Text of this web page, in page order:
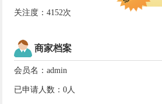
关注度：4152次
商家档案
会员名 ：admin
已申请人数：0人